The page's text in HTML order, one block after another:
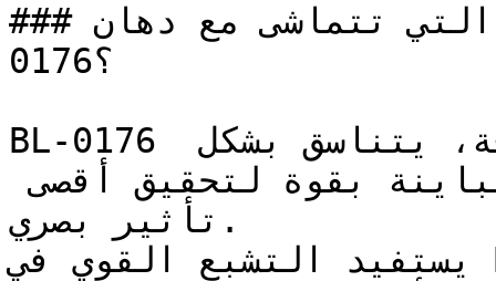
### ما هي تدرجات الألوان التي تتماشى مع دهان BL-
0176؟
BL-0176 هو لون مشبع وعالي الكثافة، يتناسق بشكل
رائع مع الألوان المحايدة المتباينة بقوة لتحقيق أقصى
تأثير بصري.
يستفيد التشبع القوي في BL-0176 من التأثير المهدئ